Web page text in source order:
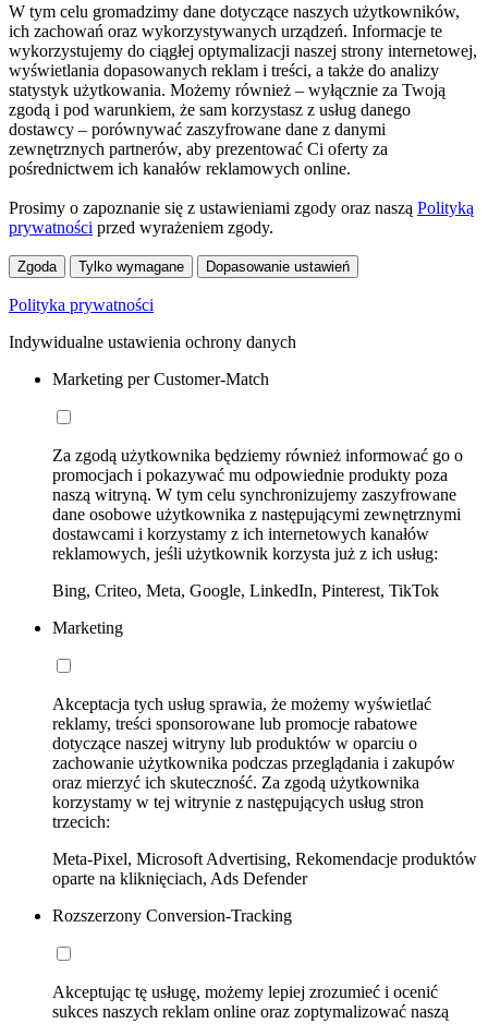
W tym celu gromadzimy dane dotyczące naszych użytkowników,
ich zachowań oraz wykorzystywanych urządzeń. Informacje te
wykorzystujemy do ciągłej optymalizacji naszej strony internetowej,
wyświetlania dopasowanych reklam i treści, a także do analizy
statystyk użytkowania. Możemy również – wyłącznie za Twoją
zgodą i pod warunkiem, że sam korzystasz z usług danego
dostawcy – porównywać zaszyfrowane dane z danymi
zewnętrznych partnerów, aby prezentować Ci oferty za
pośrednictwem ich kanałów reklamowych online.
Prosimy o zapoznanie się z ustawieniami zgody oraz naszą Polityką
prywatności przed wyrażeniem zgody.
Zgoda Tylko wymagane Dopasowanie ustawień
Polityka prywatności
Indywidualne ustawienia ochrony danych
Marketing per Customer-Match
Za zgodą użytkownika będziemy również informować go o
promocjach i pokazywać mu odpowiednie produkty poza
naszą witryną. W tym celu synchronizujemy zaszyfrowane
dane osobowe użytkownika z następującymi zewnętrznymi
dostawcami i korzystamy z ich internetowych kanałów
reklamowych, jeśli użytkownik korzysta już z ich usług:
Bing, Criteo, Meta, Google, LinkedIn, Pinterest, TikTok
Marketing
Akceptacja tych usług sprawia, że możemy wyświetlać
reklamy, treści sponsorowane lub promocje rabatowe
dotyczące naszej witryny lub produktów w oparciu o
zachowanie użytkownika podczas przeglądania i zakupów
oraz mierzyć ich skuteczność. Za zgodą użytkownika
korzystamy w tej witrynie z następujących usług stron
trzecich:
Meta-Pixel, Microsoft Advertising, Rekomendacje produktów
oparte na kliknięciach, Ads Defender
Rozszerzony Conversion-Tracking
Akceptując tę usługę, możemy lepiej zrozumieć i ocenić
sukces naszych reklam online oraz zoptymalizować naszą